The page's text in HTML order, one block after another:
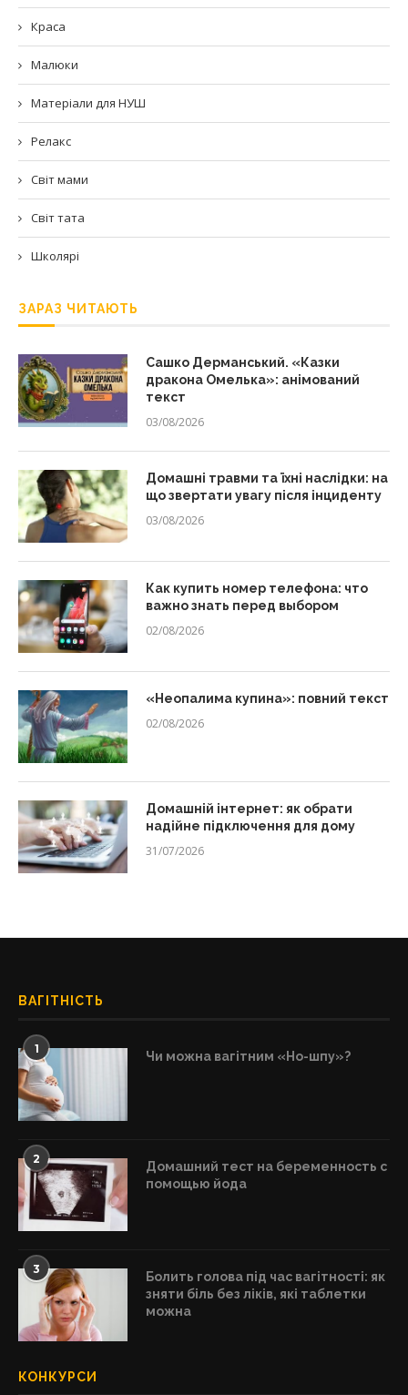
Краса
Малюки
Матеріали для НУШ
Релакс
Світ мами
Світ тата
Школярі
ЗАРАЗ ЧИТАЮТЬ
Сашко Дерманський. «Казки
дракона Омелька»: анімований
текст
03/08/2026
Домашні травми та їхні наслідки: на
що звертати увагу після інциденту
03/08/2026
Как купить номер телефона: что
важно знать перед выбором
02/08/2026
«Неопалима купина»: повний текст
02/08/2026
Домашній інтернет: як обрати
надійне підключення для дому
31/07/2026
ВАГІТНІСТЬ
1 Чи можна вагітним «Но-шпу»?
2
Домашний тест на беременность с
помощью йода
3
Болить голова під час вагітності: як
зняти біль без ліків, які таблетки
можна
КОНКУРСИ